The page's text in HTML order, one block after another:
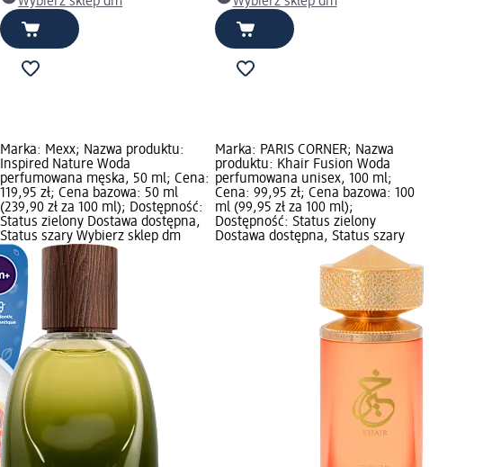
Marka: Mexx; Nazwa produktu:
Inspired Nature Woda
perfumowana męska, 50 ml; Cena:
119,95 zł; Cena bazowa: 50 ml
(239,90 zł za 100 ml); Dostępność:
Status zielony Dostawa dostępna,
Status szary Wybierz sklep dm
Marka: PARIS CORNER; Nazwa
produktu: Khair Fusion Woda
perfumowana unisex, 100 ml;
Cena: 99,95 zł; Cena bazowa: 100
ml (99,95 zł za 100 ml);
Dostępność: Status zielony
Dostawa dostępna, Status szary